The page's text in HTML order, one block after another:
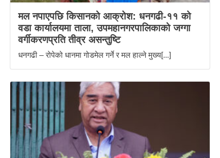
मल नपाएपछि किसानको आक्रोश: धनगढी-११ को
वडा कार्यालयमा ताला, उपमहानगरपालिकाको जग्गा
वर्गीकरणप्रति तीव्र असन्तुष्टि
धनगढी – रोपेको धानमा गोडमेल गर्ने र मल हाल्ने मुख्य[...]